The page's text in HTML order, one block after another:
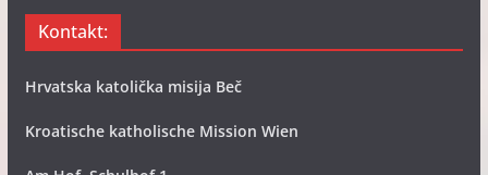
Kontakt:
Hrvatska katolička misija Beč
Kroatische katholische Mission Wien